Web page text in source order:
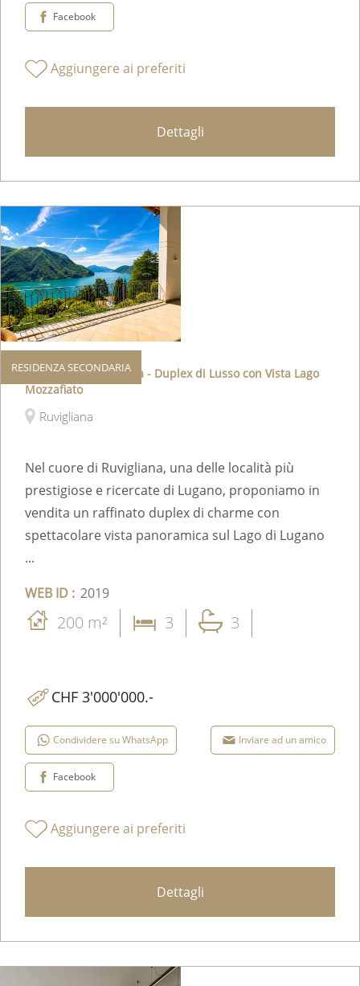
Facebook
Aggiungere ai preferiti
Dettagli
RESIDENZA SECONDARIA
Residenza Secondaria - Duplex di Lusso con Vista Lago
Mozzafiato
Ruvigliana
Nel cuore di Ruvigliana, una delle località più
prestigiose e ricercate di Lugano, proponiamo in
vendita un raffinato duplex di charme con
spettacolare vista panoramica sul Lago di Lugano
...
WEB ID : 2019
200 m² 3 3
CHF 3'000'000.-
Condividere su WhatsApp Inviare ad un amico
Facebook
Aggiungere ai preferiti
Dettagli